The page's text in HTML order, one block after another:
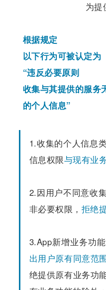
为提
根据规定
以下行为可被认定为
“违反必要原则
收集与其提供的服务
的个人信息”
1.收集的个人信息
信息权限与现有业
2.因用户不同意收
非必要权限， 拒绝
3.App新增业务功
出用户原有同意范
绝提供原有业务功